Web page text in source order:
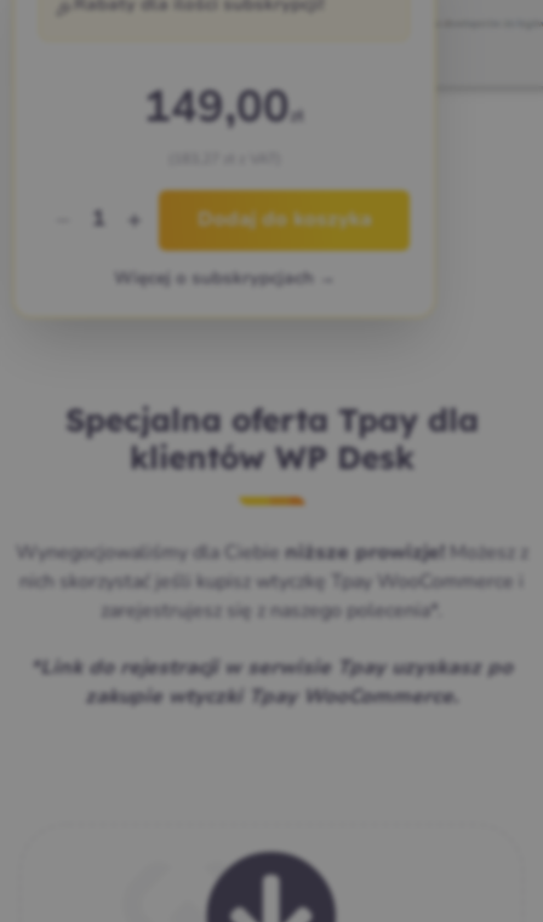
🎉
149,00 zł
Dodaj do koszyka
Więcej o subskrypcjach →
Specjalna oferta Tpay dla
klientów WP Desk
Wynegocjowaliśmy dla Ciebie niższe prowizje!
Możesz z
nich skorzystać jeśli kupisz wtyczkę Tpay WooCommerce i
zarejestrujesz się z naszego polecenia*.
*Link do rejestracji w serwisie Tpay uzyskasz po
zakupie wtyczki Tpay WooCommerce.